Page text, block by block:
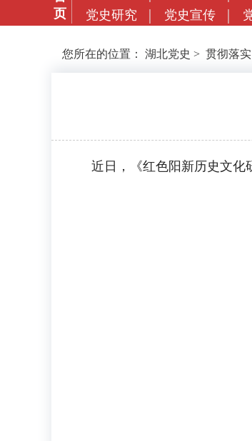
页
党史研究
党史宣传
您所在的位置： 湖北党史 > 贯彻落实
近日，《红色阳新历史文化研